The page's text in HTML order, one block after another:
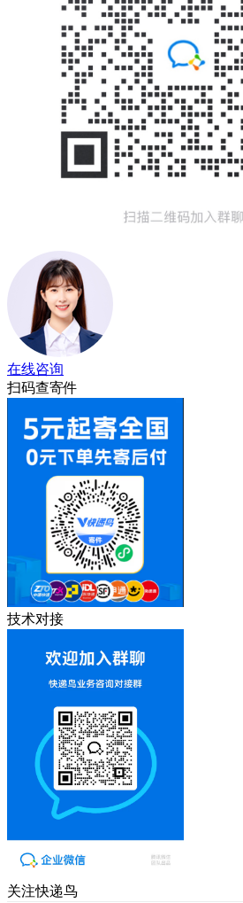
在线咨询
扫码查寄件
技术对接
关注快递鸟